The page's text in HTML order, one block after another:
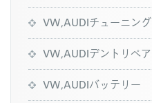
VW,AUDIチューニング
VW,AUDIデントリペア
VW,AUDIバッテリー